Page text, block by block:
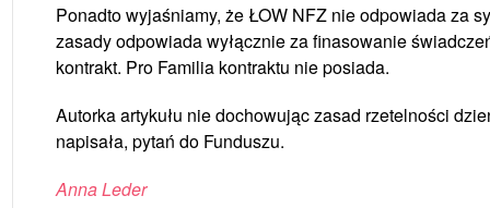
Ponadto wyjaśniamy, że ŁOW NFZ nie odpowiada za
zasady odpowiada wyłącznie za finasowanie
kontrakt. Pro Familia kontraktu nie posiada.
Autorka artykułu nie dochowując zasad rzetelności
napisała, pytań do Funduszu.
Anna Leder